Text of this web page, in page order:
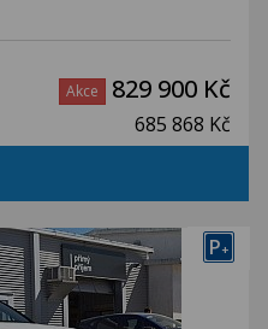
Akce 829 900 Kč
685 868 Kč
P+